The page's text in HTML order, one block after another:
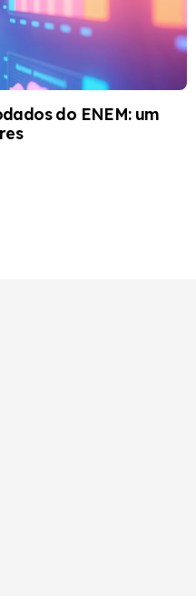
do ENEM: um